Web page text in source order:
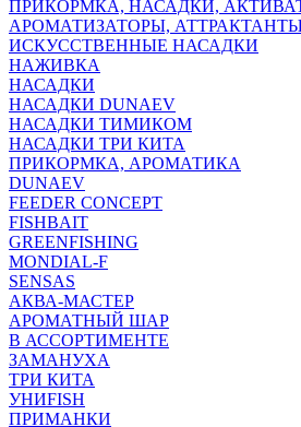
ПРИКОРМКА, НАСАДКИ,
АРОМАТИЗАТОРЫ, АТТРАКТАНТЫ
ИСКУССТВЕННЫЕ НАСАДКИ
НАЖИВКА
НАСАДКИ
НАСАДКИ DUNAEV
НАСАДКИ ТИМИКОМ
НАСАДКИ ТРИ КИТА
ПРИКОРМКА, АРОМАТИКА
DUNAEV
FEEDER CONCEPT
FISHBAIT
GREENFISHING
MONDIAL-F
SENSAS
АКВА-МАСТЕР
АРОМАТНЫЙ ШАР
В АССОРТИМЕНТЕ
ЗАМАНУХА
ТРИ КИТА
УНИFISH
ПРИМАНКИ